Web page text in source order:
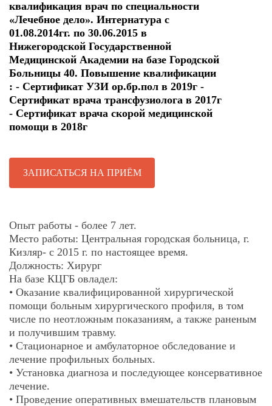
квалификация врач по специальности
«Лечебное дело». Интернатура с
01.08.2014гг. по 30.06.2015 в
Нижегородской Государственной
Медицинской Академии на базе Городской
Больницы 40. Повышение квалификации
: - Сертификат УЗИ ор.бр.пол в 2019г -
Сертификат врача трансфузиолога в 2017г
- Сертификат врача скорой медицинской
помощи в 2018г
ЗАПИСАТЬСЯ НА ПРИЁМ
Опыт работы - более 7 лет.
Место работы: Центральная городская больница, г.
Кизляр- с 2015 г. по настоящее время.
Должность: Хирург
На базе КЦГБ овладел:
• Оказание квалифицированной хирургической
помощи больным хирургического профиля, в том
числе по неотложным показаниям, а также раненым
и получившим травму.
• Стационарное и амбулаторное обследование и
лечение профильных больных.
• Установка диагноза и последующее консервативное
лечение.
• Проведение оперативных вмешательств плановым